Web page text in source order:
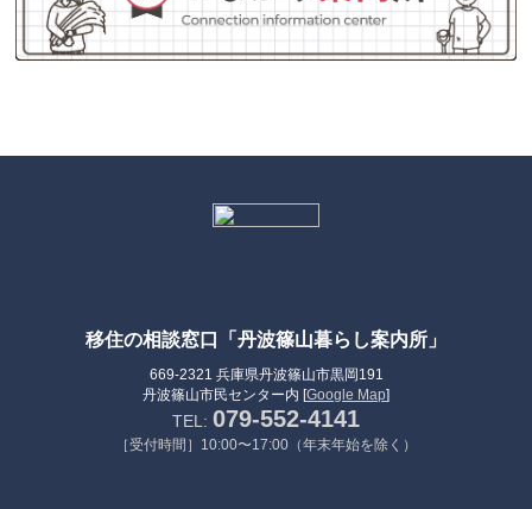
移住の相談窓口「丹波篠山暮らし案内所」
669-2321 兵庫県丹波篠山市黒岡191
丹波篠山市民センター内 [Google Map]
TEL: 079-552-4141
［受付時間］10:00〜17:00（年末年始を除く）